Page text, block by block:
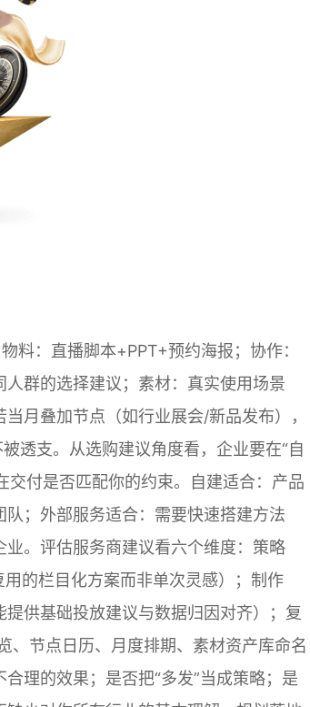
料：直播脚本+PPT+预约海报；协作：
群的选择建议；素材：真实使用场景
月叠加节点（如行业展会/新品发布），
透支。从选购建议角度看，企业要在“自
交付是否匹配你的约束。自建适合：产品
；外部服务适合：需要快速搭建方法
。评估服务商建议看六个维度：策略
的栏目化方案而非单次灵感）；制作
提供基础投放建议与数据归因对齐）；复
、节点日历、月度排期、素材资产库命名
理的效果；是否把“多发”当成策略；是